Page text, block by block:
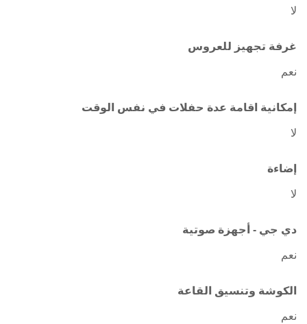
لا
غرفة تجهيز للعروس
نعم
إمكانية اقامة عدة حفلات في نفس الوقت
لا
إضاءة
لا
دي جي - أجهزة صوتية
نعم
الكوشة وتنسيق القاعة
نعم